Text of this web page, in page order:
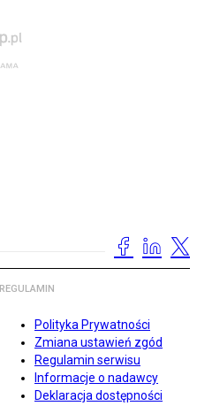
REGULAMIN
Polityka Prywatności
Zmiana ustawień zgód
Regulamin serwisu
Informacje o nadawcy
Deklaracja dostępności